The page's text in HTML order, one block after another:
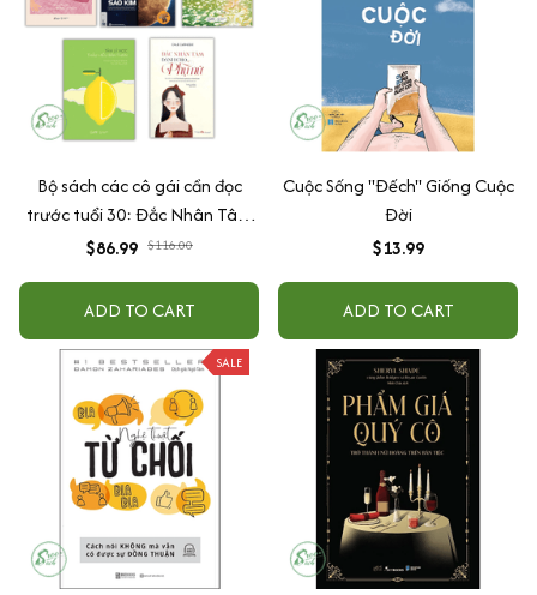
Bộ sách các cô gái cần đọc
trước tuổi 30: Đắc Nhân Tâm
Dành Cho Phụ Nữ + Tính Nữ
Đàn Bà Sao Kim + Quý Cô
Thấu Hiểu Bản Thân
$86.99 $116.00
ADD TO CART
Cuộc Sống "Đếch" Giống Cuộc
Đời
$13.99
ADD TO CART
SALE